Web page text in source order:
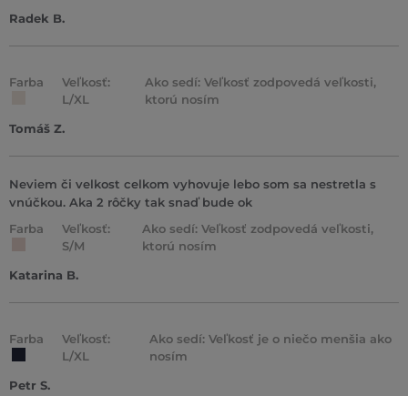
Radek B.
Farba
Veľkosť:
L/XL
Ako sedí: Veľkosť zodpovedá veľkosti,
ktorú nosím
Tomáš Z.
Neviem či velkost celkom vyhovuje lebo som sa nestretla s
vnúčkou. Aka 2 rôčky tak snaď bude ok
Farba
Veľkosť:
S/M
Ako sedí: Veľkosť zodpovedá veľkosti,
ktorú nosím
Katarina B.
Farba
Veľkosť:
L/XL
Ako sedí: Veľkosť je o niečo menšia ako
nosím
Petr S.